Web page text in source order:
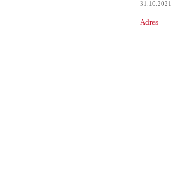
31.10.2021
Adres